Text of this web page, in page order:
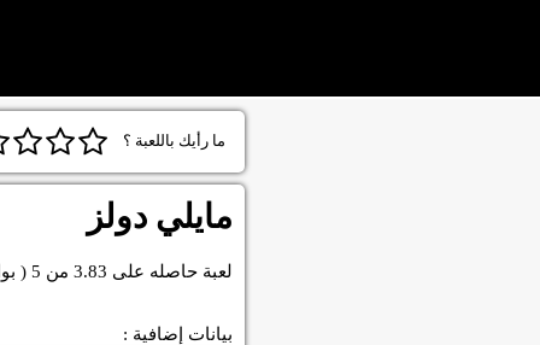
ما رأيك باللعبة ؟
مايلي دولز
لعبة حاصله على 3.83 من 5
(
بيانات إضافية :